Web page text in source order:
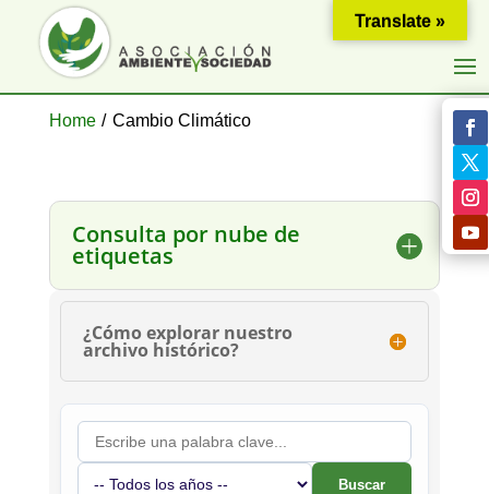
Home / Cambio Climático
Consulta por nube de
etiquetas
¿Cómo explorar nuestro
archivo histórico?
Buscar
Translate »